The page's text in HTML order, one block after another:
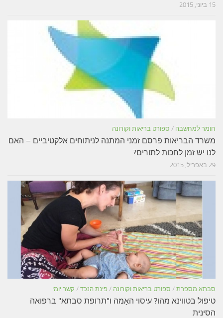
15 ביוני, 2015
חומר למחשבה / ספורט בריאות וקורונה
משרד הבריאות פרסם זמני המתנה לניתוחים אלקטיביים – האם
לנו יש זמן לחכות לתורים?
29 באפריל, 2015
סבתא מספרת / ספורט בריאות וקורונה / פינת הנכד / קשר יומי
טיפול בטווינא מהו? עיסוי האָמה ו"תרופת סבתא" ברפואה
הסינית